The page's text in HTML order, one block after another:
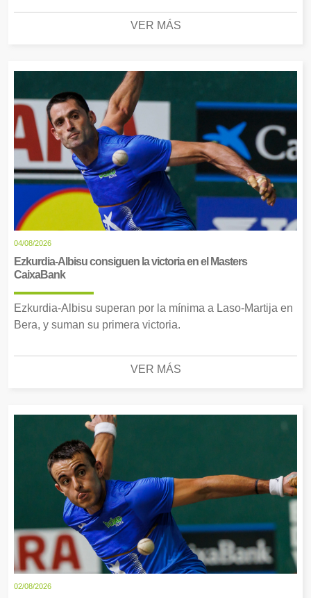
VER MÁS
04/08/2026
Ezkurdia-Albisu consiguen la victoria en el Masters
CaixaBank
Ezkurdia-Albisu superan por la mínima a Laso-Martija en
Bera, y suman su primera victoria.
VER MÁS
02/08/2026